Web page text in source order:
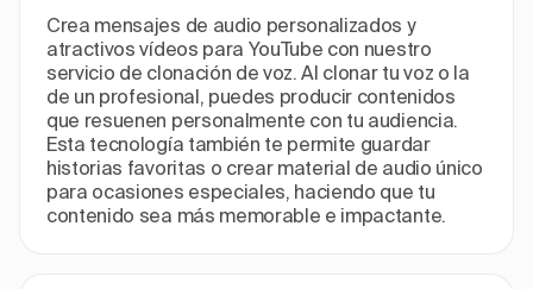
Crea mensajes de audio personalizados y
atractivos vídeos para YouTube con nuestro
servicio de clonación de voz. Al clonar tu voz o la
de un profesional, puedes producir contenidos
que resuenen personalmente con tu audiencia.
Esta tecnología también te permite guardar
historias favoritas o crear material de audio único
para ocasiones especiales, haciendo que tu
contenido sea más memorable e impactante.